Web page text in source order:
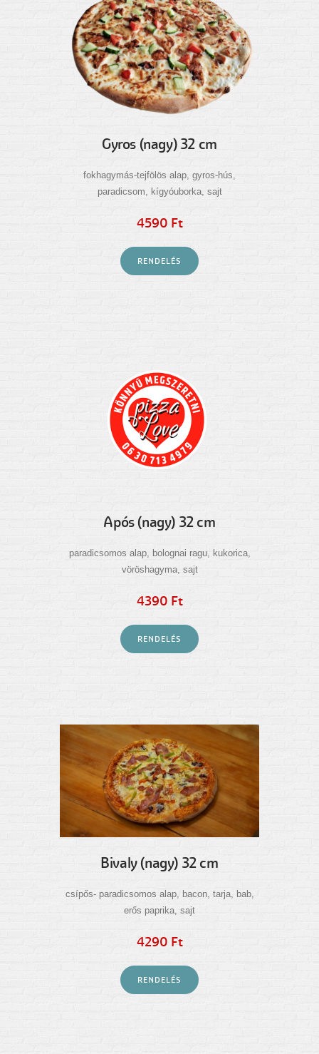
Gyros (nagy) 32 cm
fokhagymás-tejfölös alap, gyros-hús,
paradicsom, kígyóuborka, sajt
4590 Ft
RENDELÉS
Após (nagy) 32 cm
paradicsomos alap, bolognai ragu, kukorica,
vöröshagyma, sajt
4390 Ft
RENDELÉS
Bivaly (nagy) 32 cm
csípős- paradicsomos alap, bacon, tarja, bab,
erős paprika, sajt
4290 Ft
RENDELÉS